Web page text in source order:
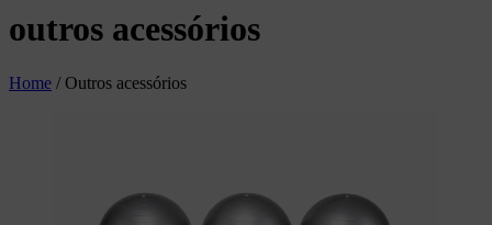
outros acessórios
Home / Outros acessórios